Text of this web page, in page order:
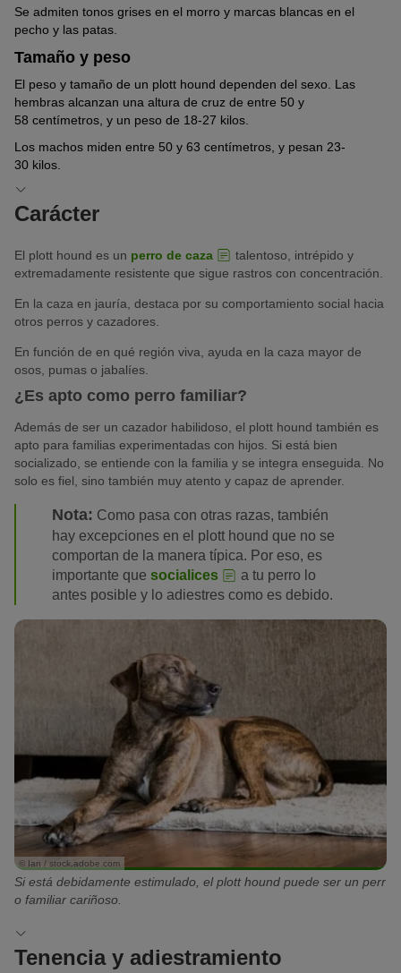
Se admiten tonos grises en el morro y marcas blancas en el
pecho y las patas.
Tamaño y peso
El peso y tamaño de un plott hound dependen del sexo. Las
hembras alcanzan una altura de cruz de entre 50 y
58 centímetros, y un peso de 18-27 kilos.
Los machos miden entre 50 y 63 centímetros, y pesan 23-
30 kilos.
Carácter
El plott hound es un perro de caza
talentoso, intrépido y
extremadamente resistente que sigue rastros con concentración.
En la caza en jauría, destaca por su comportamiento social hacia
otros perros y cazadores.
En función de en qué región viva, ayuda en la caza mayor de
osos, pumas o jabalíes.
¿Es apto como perro familiar?
Además de ser un cazador habilidoso, el plott hound también es
apto para familias experimentadas con hijos. Si está bien
socializado, se entiende con la familia y se integra enseguida. No
solo es fiel, sino también muy atento y capaz de aprender.
Nota: Como pasa con otras razas, también
hay excepciones en el plott hound que no se
comportan de la manera típica. Por eso, es
importante que socialices
a tu perro lo
antes posible y lo adiestres como es debido.
© Ian / stock.adobe.com
Si está debidamente estimulado, el plott hound puede ser un perr
o familiar cariñoso.
Tenencia y adiestramiento